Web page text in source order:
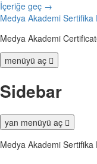
İçeriğe geç →
Medya Akademi
Medya Akademi
menüyü aç
Sidebar
yan menüyü aç
Medya Akademi